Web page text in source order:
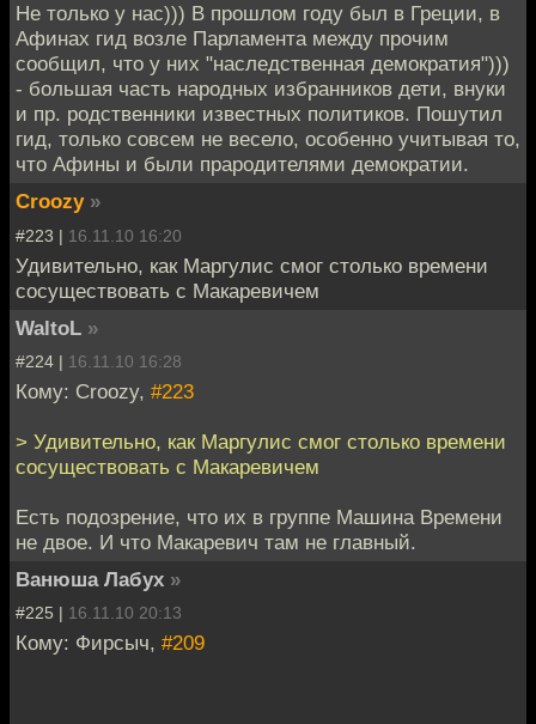
Не только у нас))) В прошлом году был в Греции, в
Афинах гид возле Парламента между прочим
сообщил, что у них "наследственная демократия")))
- большая часть народных избранников дети, внуки
и пр. родственники известных политиков. Пошутил
гид, только совсем не весело, особенно учитывая то,
что Афины и были прародителями демократии.
Croozy »
#223 | 16.11.10 16:20
Удивительно, как Маргулис смог столько времени
сосуществовать с Макаревичем
WaltoL »
#224 | 16.11.10 16:28
Кому: Croozy, #223
> Удивительно, как Маргулис смог столько времени
сосуществовать с Макаревичем
Есть подозрение, что их в группе Машина Времени
не двое. И что Макаревич там не главный.
Ванюша Лабух »
#225 | 16.11.10 20:13
Кому: Фирсыч, #209